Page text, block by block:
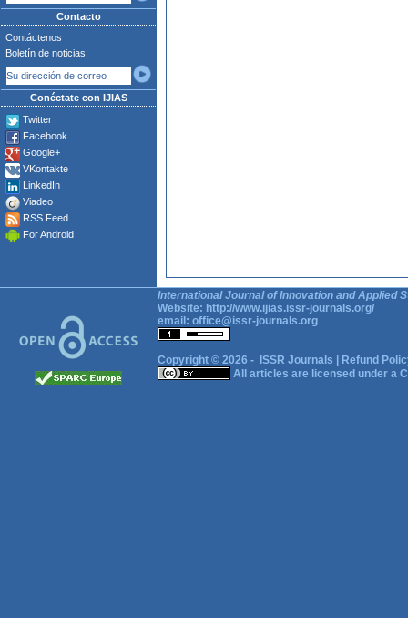
Contacto
Contáctenos
Boletín de noticias:
Conéctate con IJIAS
Twitter
Facebook
Google+
VKontakte
LinkedIn
Viadeo
RSS Feed
For Android
International Journal of Innovation and Applied
Website: http://www.ijias.issr-journals.org/
email: office@issr-journals.org
Copyright © 2026 - ISSR Journals
Refund
All articles are licensed under a